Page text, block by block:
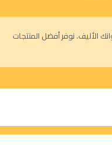
الأليف. نوفر أفضل المنتجات